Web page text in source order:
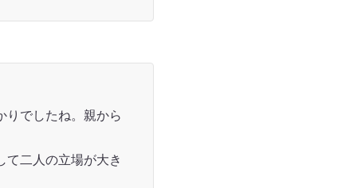
りでしたね。親から
て二人の立場が大き